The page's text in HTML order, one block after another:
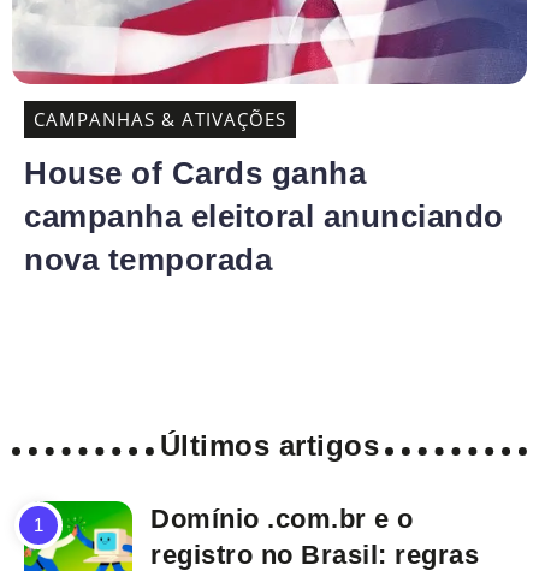
CAMPANHAS & ATIVAÇÕES
House of Cards ganha
campanha eleitoral anunciando
nova temporada
Últimos artigos
Domínio .com.br e o
registro no Brasil: regras